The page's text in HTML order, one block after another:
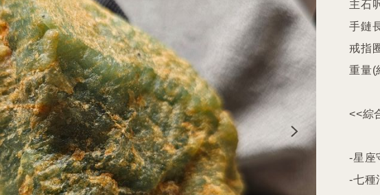
主石
手鏈
戒指
重量(
<<綜
-星座
-七種